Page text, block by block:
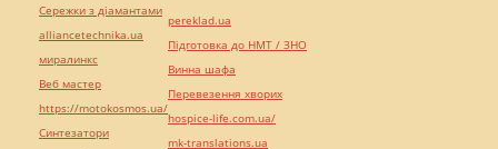
Сережки з діамантами
alliancetechnika.ua
миралинкс
Веб мастер
https://motokosmos.ua/
Синтезатори
pereklad.ua
Підготовка до НМТ / ЗНО
Винна шафа
Перевезення хворих
hospice-life.com.ua/
mk-translations.ua